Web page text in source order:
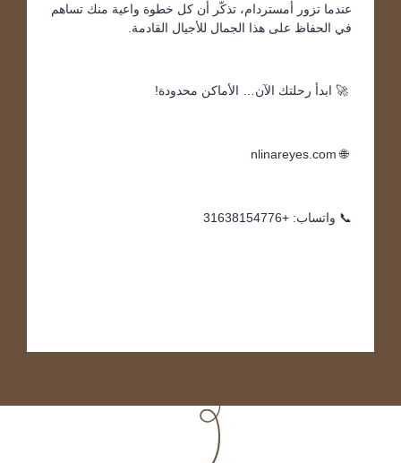
عندما تزور أمستردام، تذكّر أن كل خطوة واعية منك تساهم
في الحفاظ على هذا الجمال للأجيال القادمة.
🚀 ابدأ رحلتك الآن… الأماكن محدودة!
🌐 nlinareyes.com
📞 واتساب: +31638154776